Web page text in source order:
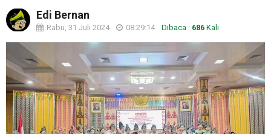
Edi Bernan
Rabu, 31 Juli 2024 08:29:14 Dibaca : 686 Kali